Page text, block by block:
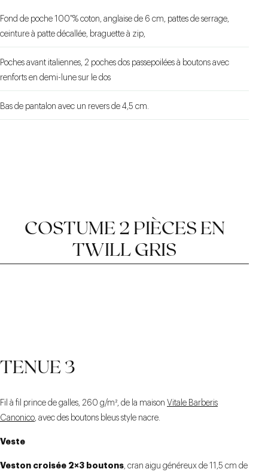
Fond de poche 100 % coton, anglaise de 6 cm, pattes de serrage,
ceinture à patte décallée, braguette à zip,
Poches avant italiennes, 2 poches dos passepoilées à boutons avec
renforts en demi-lune sur le dos
Bas de pantalon avec un revers de 4,5 cm.
COSTUME 2 PIÈCES EN
TWILL GRIS
TENUE 3
Fil à fil prince de galles, 260 g/m², de la maison Vitale Barberis
Canonico, avec des boutons bleus style nacre.
Veste
Veston croisée 2×3 boutons, cran aigu généreux de 11,5 cm de